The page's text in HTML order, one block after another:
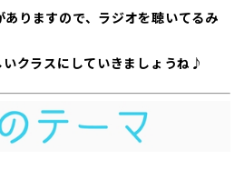
りますので、ラジオを聴いてるみ
クラスにしていきましょうね♪